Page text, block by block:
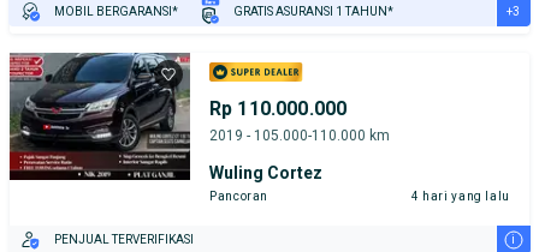
MOBIL BERGARANSI* GRATIS ASURANSI 1 TAHUN*
PENJUAL TERVERIFIKASI
+3
Rp 110.000.000
2019 - 105.000-110.000 km
Wuling Cortez
Pancoran 4 hari yang lalu
PENJUAL TERVERIFIKASI i